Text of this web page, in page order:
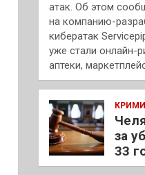
атак. Об этом
на компанию-
кибератак
уже стали онлайн-
аптеки,
за
33